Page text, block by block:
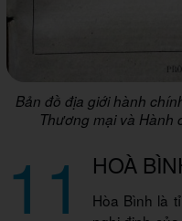
Bản đồ địa giới hành
Thương mại và
11 HOÀ
Hòa Bình là